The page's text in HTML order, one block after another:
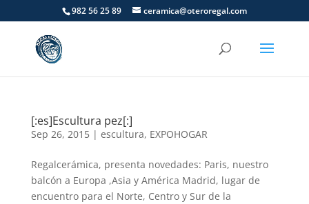
982 56 25 89 ceramica@oteroregal.com
[:es]Escultura pez[:]
Sep 26, 2015| escultura, EXPOHOGAR
Regalcerámica, presenta novedades: Paris, nuestro
balcón a Europa ,Asia y América Madrid, lugar de
encuentro para el Norte, Centro y Sur de la